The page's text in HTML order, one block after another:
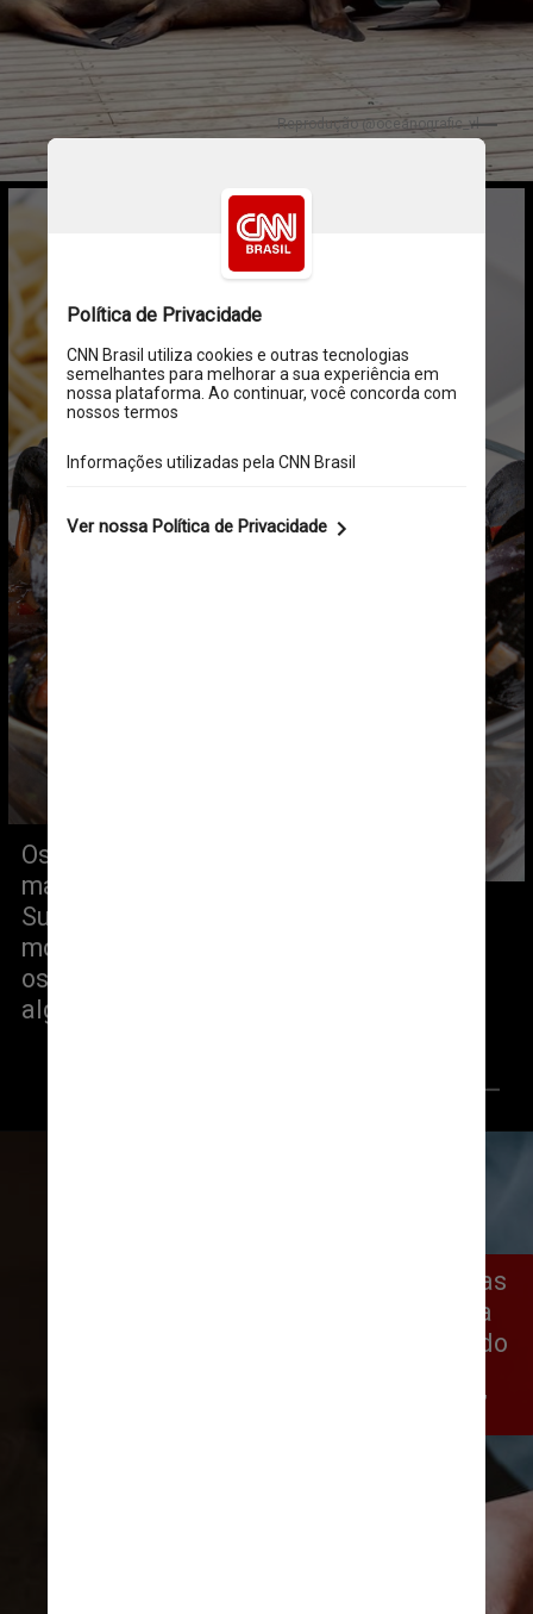
Reprodução @oceanografic_vl
Os pratos consistiam em frutos do
mar, comida indiana, e mediterrânea.
Suquet de robalo tailandês, mexilhão,
moluscada valenciana composta por
ostras e cheesecake japonês com
algas estavam no cardápio
Segundo Irene Jaspe, uma das
funcionárias que trabalhava
nos bastidores, essa teria sido
gastronômica de sua vida”